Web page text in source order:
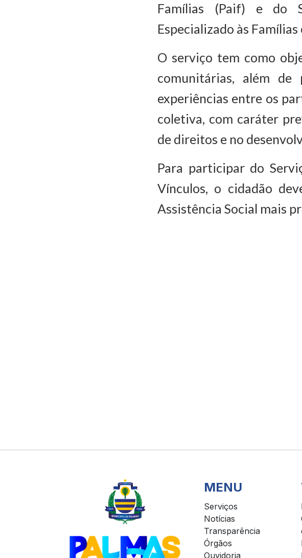
Famílias (Paif) e do
Especializado às
O serviço tem como
comunitárias, além
experiências entre os
coletiva, com caráter
de direitos e no
Para participar do
Vínculos, o cidadão
Assistência Social mais
MENU
Serviços
Notícias
Transparência
Órgãos
Ouvidoria